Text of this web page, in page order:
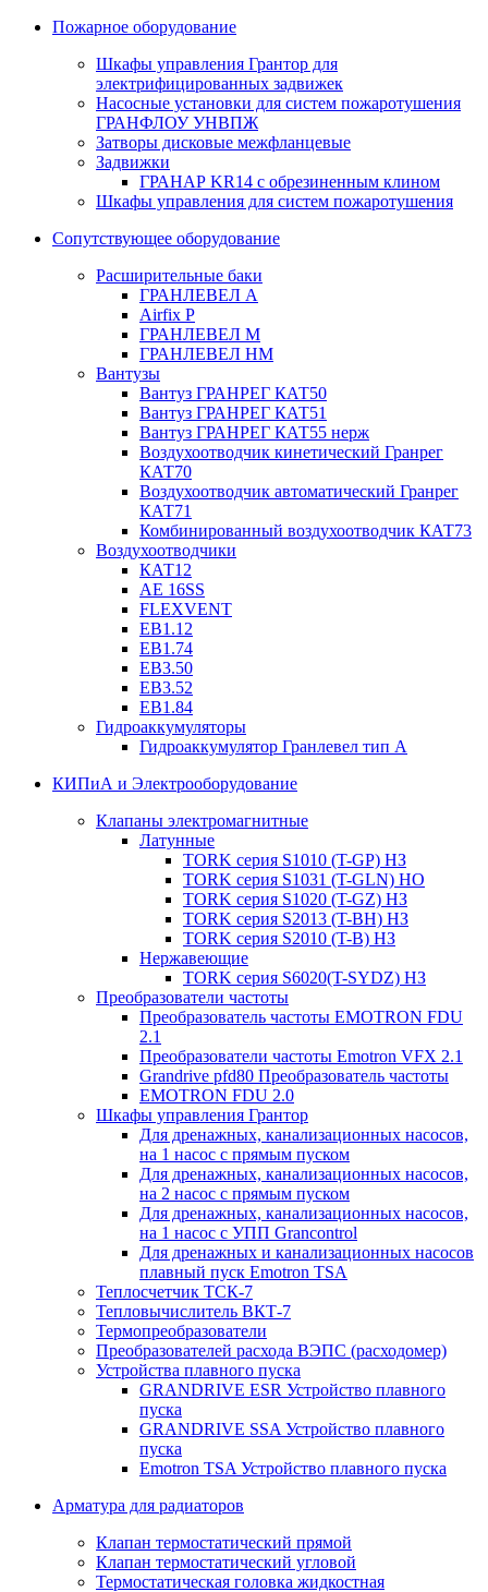
Пожарное оборудование
Шкафы управления Грантор для
электрифицированных задвижек
Насосные установки для систем пожаротушения
ГРАНФЛОУ УНВПЖ
Затворы дисковые межфланцевые
Задвижки
ГРАНАР KR14 с обрезиненным клином
Шкафы управления для систем пожаротушения
Сопутствующее оборудование
Расширительные баки
ГРАНЛЕВЕЛ А
Airfix P
ГРАНЛЕВЕЛ М
ГРАНЛЕВЕЛ НМ
Вантузы
Вантуз ГРАНРЕГ КАТ50
Вантуз ГРАНРЕГ КАТ51
Вантуз ГРАНРЕГ КАТ55 нерж
Воздухоотводчик кинетический Гранрег
КАТ70
Воздухоотводчик автоматический Гранрег
КАТ71
Комбинированный воздухоотводчик КАТ73
Воздухоотводчики
КАТ12
AE 16SS
FLEXVENT
EB1.12
EB1.74
EB3.50
EB3.52
EB1.84
Гидроаккумуляторы
Гидроаккумулятор Гранлевел тип А
КИПиА и Электрооборудование
Клапаны электромагнитные
Латунные
TORK серия S1010 (T-GP) НЗ
TORK серия S1031 (T-GLN) НО
TORK серия S1020 (T-GZ) НЗ
TORK серия S2013 (T-BH) НЗ
TORK серия S2010 (T-B) НЗ
Нержавеющие
TORK серия S6020(T-SYDZ) НЗ
Преобразователи частоты
Преобразователь частоты EMOTRON FDU
2.1
Преобразователи частоты Emotron VFX 2.1
Grandrive pfd80 Преобразователь частоты
EMOTRON FDU 2.0
Шкафы управления Грантор
Для дренажных, канализационных насосов,
на 1 насос с прямым пуском
Для дренажных, канализационных насосов,
на 2 насос с прямым пуском
Для дренажных, канализационных насосов,
на 1 насос с УПП Grancontrol
Для дренажных и канализационных насосов
плавный пуск Emotron TSA
Теплосчетчик ТСК-7
Тепловычислитель ВКТ-7
Термопреобразователи
Преобразователей расхода ВЭПС (расходомер)
Устройства плавного пуска
GRANDRIVE ESR Устройство плавного
пуска
GRANDRIVE SSA Устройство плавного
пуска
Emotron TSA Устройство плавного пуска
Арматура для радиаторов
Клапан термостатический прямой
Клапан термостатический угловой
Термостатическая головка жидкостная